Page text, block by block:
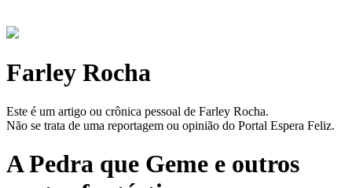
Farley Rocha
Este é um artigo ou crônica pessoal de Farley Rocha.
Não se trata de uma reportagem ou opinião do Portal Espera Feliz.
A Pedra que Geme e outros